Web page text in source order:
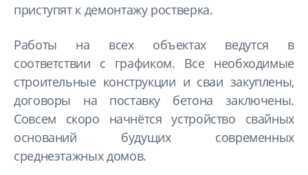
приступят к демонтажу ростверка.
Работы на всех объектах ведутся в
соответствии с графиком. Все необходимые
строительные конструкции и сваи закуплены,
договоры на поставку бетона заключены.
Совсем скоро начнётся устройство свайных
оснований будущих современных
среднеэтажных домов.